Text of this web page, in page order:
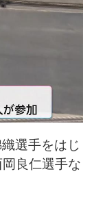
選手をはじ
良仁選手な